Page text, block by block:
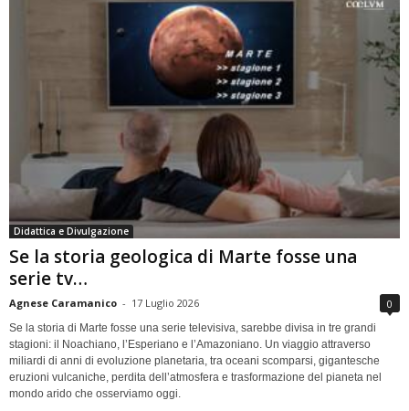
Didattica e Divulgazione
Se la storia geologica di Marte fosse una
serie tv…
Agnese Caramanico - 17 Luglio 2026 0
Se la storia di Marte fosse una serie televisiva, sarebbe divisa in tre grandi
stagioni: il Noachiano, l’Esperiano e l’Amazoniano. Un viaggio attraverso
miliardi di anni di evoluzione planetaria, tra oceani scomparsi, gigantesche
eruzioni vulcaniche, perdita dell’atmosfera e trasformazione del pianeta nel
mondo arido che osserviamo oggi.